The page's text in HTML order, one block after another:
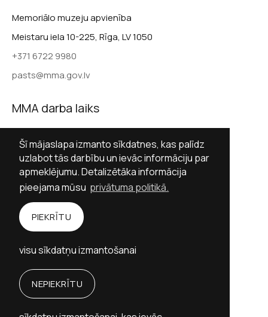
Šī mājaslapa izmanto sīkdatnes, kas palīdz
uzlabot tās darbību un ievāc informāciju par
apmeklējumu. Detalizētāka informācija
pieejama mūsu privātuma politikā.
NEPIEKRĪTU
PIEKRĪTU
visu sīkdatņu izmantošanai
Memoriālo muzeju apvienība
Meistaru iela 10-225, Rīga, LV 1050
+371 6722 9980
pasts@mma.gov.lv
MMA darba laiks
Sestdienās slēgts
Svētdienās slēgts
Sekot MMA
Facebook
YouTube
Personību stāstu vietne izstrādāta ar Valsts
kultūrkapitāla fonda finansiālu atbalstu.